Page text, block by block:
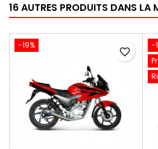
16 AUTRES PRODUITS DANS LA
-19%
favorite_border
-